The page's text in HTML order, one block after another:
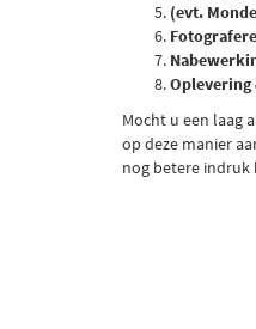
(evt.
Oplevering
Mocht u een laag
op deze manier
nog betere